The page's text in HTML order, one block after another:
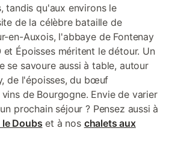
tandis qu'aux environs le
de la célèbre bataille de
en-Auxois, l'abbaye de Fontenay
et Époisses méritent le détour. Un
se savoure aussi à table, autour
de l'époisses, du bœuf
de Bourgogne. Envie de varier
prochain séjour ? Pensez aussi à
Doubs et à nos chalets aux